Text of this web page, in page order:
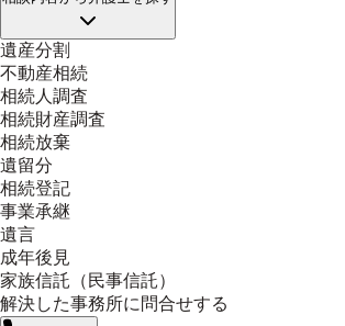
遺産分割
不動産相続
相続人調査
相続財産調査
相続放棄
遺留分
相続登記
事業承継
遺言
成年後見
家族信託（民事信託）
解決した事務所に問合せする